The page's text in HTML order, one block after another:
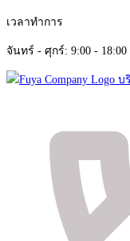
เวลาทำการ
จันทร์ - ศุกร์: 9:00 - 18:00
สไตล์ของคุณ